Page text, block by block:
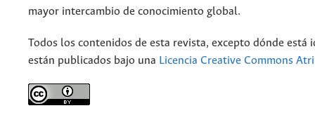
mayor intercambio de conocimiento global.
Todos los contenidos de esta revista, excepto dónde está
están publicados bajo una Licencia Creative Commons